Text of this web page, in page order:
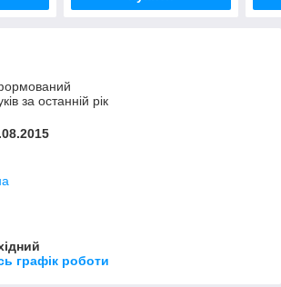
за останній рік
графік роботи